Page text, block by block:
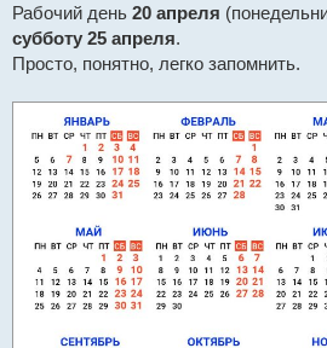
Рабочий день 20 апреля
субботу 25 апреля.
Просто, понятно, легко запомнить.